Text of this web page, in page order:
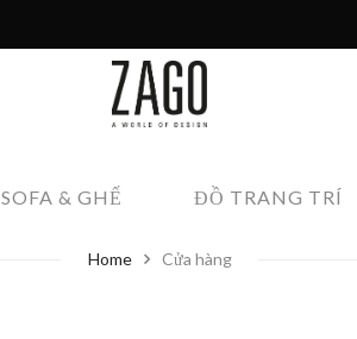
SOFA & GHẾ ĐỒ TRANG TRÍ
Home Cửa hàng